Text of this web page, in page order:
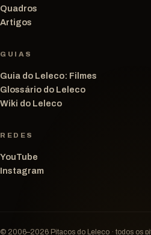
Quadros
Artigos
GUIAS
Guia do Leleco: Filmes
Glossário do Leleco
Wiki do Leleco
REDES
YouTube
Instagram
© 2006–2026 Pitacos do Leleco · todos os